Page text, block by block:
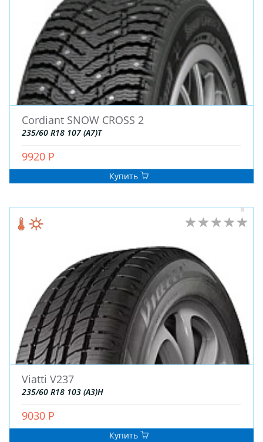
Cordiant SNOW CROSS 2
235/60 R18 107 (A7)T
9920 Р
Купить
Viatti V237
235/60 R18 103 (A3)H
9030 Р
Купить